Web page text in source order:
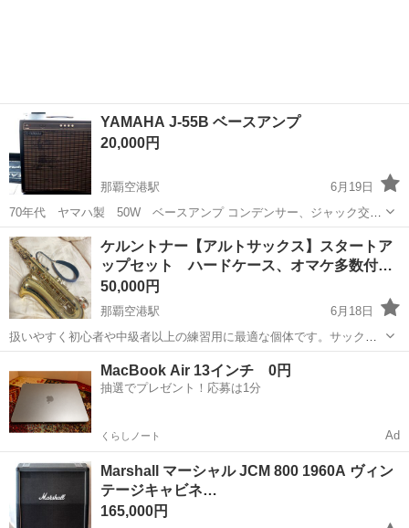
YAMAHA J-55B ベースアンプ
20,000円
那覇空港駅
6月19日
70年代 ヤマハ製 50W ベースアンプ コンデンサー、ジャック交換
済み ノイズ、不具合等ございません。 取りに来ていただける方にお譲
りいたします。 （北谷町 13時～20時の間）
沖縄 中頭郡 那覇空港駅 アンプ
ケルントナー【アルトサックス】スタートア
ップセット ハードケース、オマケ多数付…
50,000円
那覇空港駅
6月18日
扱いやすく初心者や中級者以上の練習用に最適な個体です。サックス
始めるにあたり必要なもの（本体、マウスピース、リガチャー、リー
ド、ネックストラップ、ケース、メンテナンスクロス）が揃っている
セットです。オマケでミニサックス（ポー...
管楽器、笛、ハーモニカ
ケース
MacBook Air 13インチ 0円
抽選でプレゼント！応募は1分
くらしノート Ad
Marshall マーシャル JCM 800 1960A ヴィン
テージキャビネ…
165,000円